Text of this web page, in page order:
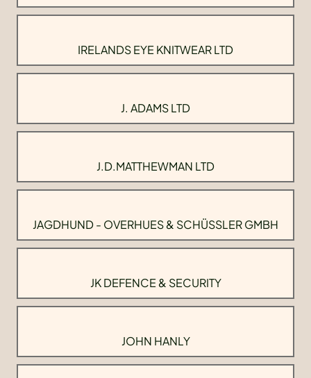
IRELANDS EYE KNITWEAR LTD
J. ADAMS LTD
J.D.MATTHEWMAN LTD
JAGDHUND - OVERHUES & SCHÜSSLER GMBH
JK DEFENCE & SECURITY
JOHN HANLY